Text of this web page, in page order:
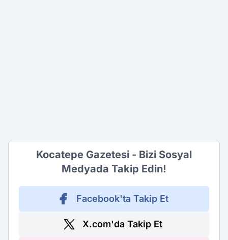
Kocatepe Gazetesi - Bizi Sosyal
Medyada Takip Edin!
Facebook'ta Takip Et
X.com'da Takip Et